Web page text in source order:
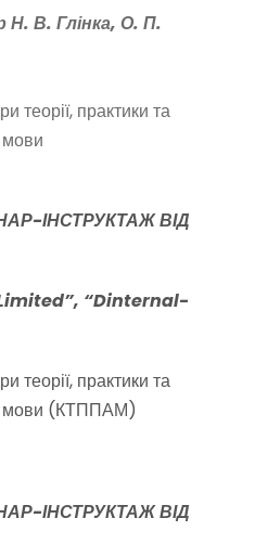
Н. В. Глінка, О. П.
теорії, практики та
мови
ІНСТРУКТАЖ ВІД
”, “Dinternal-
теорії, практики та
мови (КТППАМ)
ІНСТРУКТАЖ ВІД